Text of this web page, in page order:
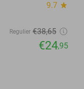
9.7 star
Regulier €38,65
€24,95